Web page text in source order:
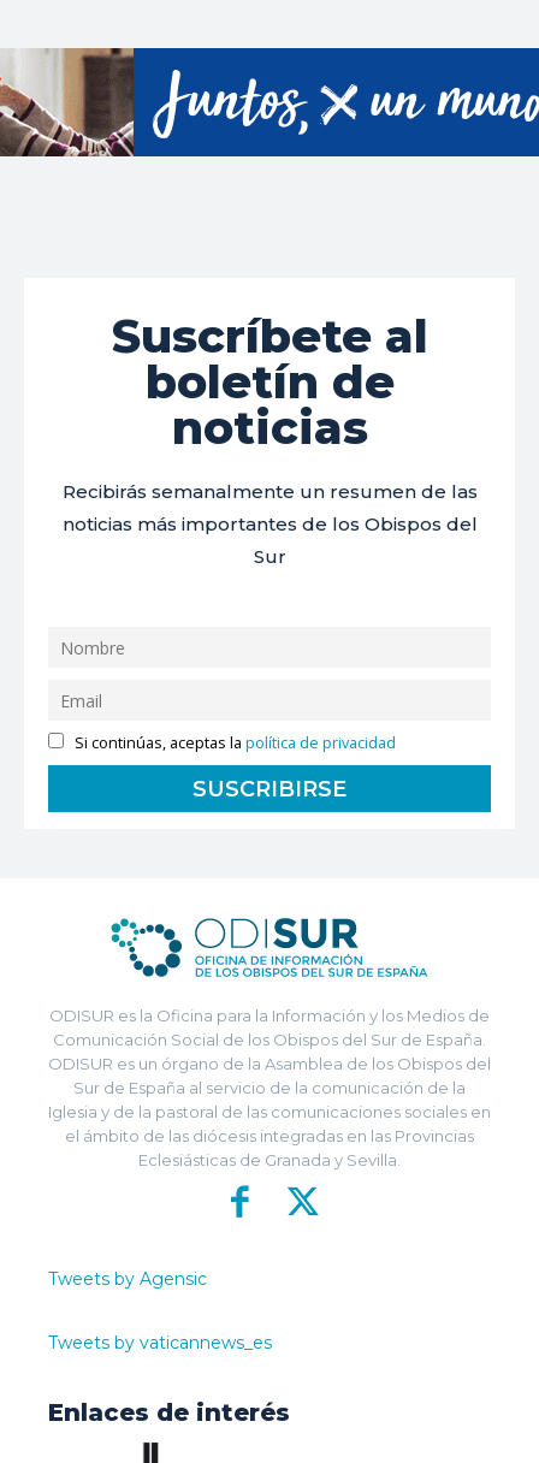
Suscríbete al
boletín de
noticias
Recibirás semanalmente un resumen de las
noticias más importantes de los Obispos del
Sur
Si continúas, aceptas lapolítica de privacidad
ODISUR es la Oficina para la Información y los Medios de
Comunicación Social de los Obispos del Sur de España.
ODISUR es un órgano de la Asamblea de los Obispos del
Sur de España al servicio de la comunicación de la
Iglesia y de la pastoral de las comunicaciones sociales en
el ámbito de las diócesis integradas en las Provincias
Eclesiásticas de Granada y Sevilla.
Tweets by Agensic
Tweets by vaticannews_es
Enlaces de interés